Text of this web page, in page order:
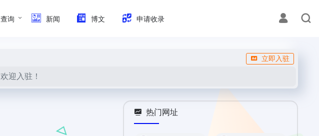
查询 新闻 博文 申请收录
立即入驻
欢迎入驻！
热门网址